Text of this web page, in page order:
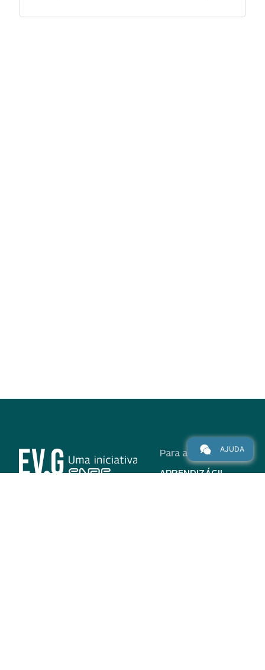
Para alunos
APRENDIZÁGIL
AJUDA